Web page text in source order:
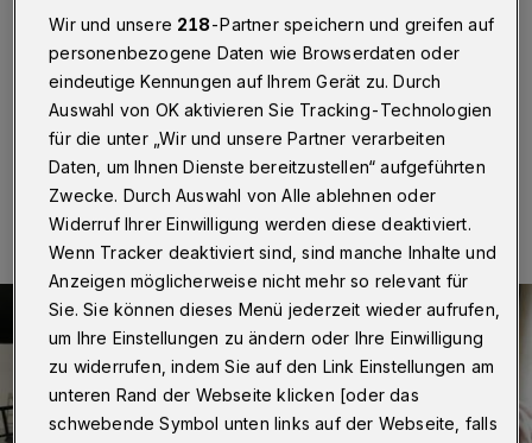
bekanntesten Leerstand der Stadt die zehn
Wuppertaler Bezirksbürgermeister über Themen ihres
Stadtbezirks.
07.03.2020 , 17:00 Uhr Eine Minute Lesezeit
Wir und unsere 218-Partner speichern und greifen auf
personenbezogene Daten wie Browserdaten oder
eindeutige Kennungen auf Ihrem Gerät zu. Durch
Auswahl von OK aktivieren Sie Tracking-Technologien
für die unter „Wir und unsere Partner verarbeiten
Daten, um Ihnen Dienste bereitzustellen“ aufgeführten
Zwecke. Durch Auswahl von Alle ablehnen oder
Widerruf Ihrer Einwilligung werden diese deaktiviert.
Wenn Tracker deaktiviert sind, sind manche Inhalte und
Anzeigen möglicherweise nicht mehr so relevant für
Sie. Sie können dieses Menü jederzeit wieder aufrufen,
um Ihre Einstellungen zu ändern oder Ihre Einwilligung
zu widerrufen, indem Sie auf den Link Einstellungen am
unteren Rand der Webseite klicken [oder das
schwebende Symbol unten links auf der Webseite, falls